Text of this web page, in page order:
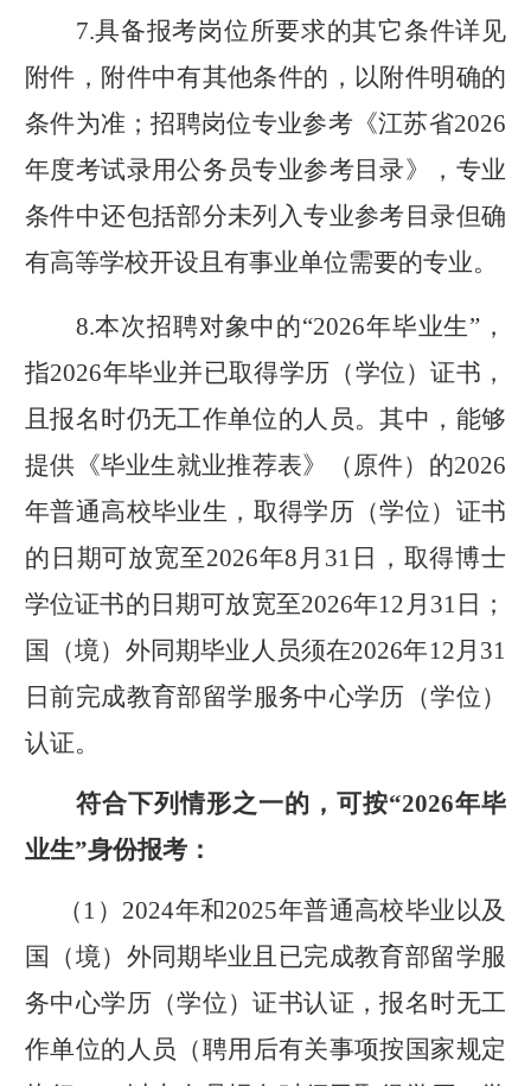
7.具备报考岗位所要求的其它条件详见
附件，附件中有其他条件的，以附件明确的
条件为准 ；招聘岗位专业参考《江苏省2026
年度考试录用公务员专业参考目录》
， 专业
条件中还包括部分未列入专业参考目录但确
有高等学校开设且有事业单位需要的专业。
8.本次招聘对象中的“2026年毕业生” ，
指2026年毕业并已取得学历（学位）证书，
且报名时仍无工作单位的人员。其中，能够
提供《毕业生就业推荐表》 （原件）的2026
年普通高校毕业生，取得学历（学位）证书
的日期可放宽至2026年8 月 31 日
，取得博士
学位证书的日期可放宽至2026年12 月 31 日 ；
国（境）外同期毕业人员须在2026年12月 31
日前完成教育部留学服务中心学历 （学位）
认证。
符合下列情形之一的，可按“2026年毕
业生”身份报考：
（ 1 ） 2024年和2025年普通高校毕业 以及
国（境）外同期毕业且已完成教育部留学服
务中心学历（学位）证书认证，报名时无工
作单位的人员（聘用后有关事项按国家规定